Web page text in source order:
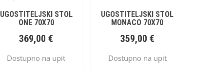
UGOSTITELJSKI STOL
ONE 70X70
369,00€
Dostupno na upit
UGOSTITELJSKI STOL
MONACO 70X70
359,00 €
Dostupno na upit